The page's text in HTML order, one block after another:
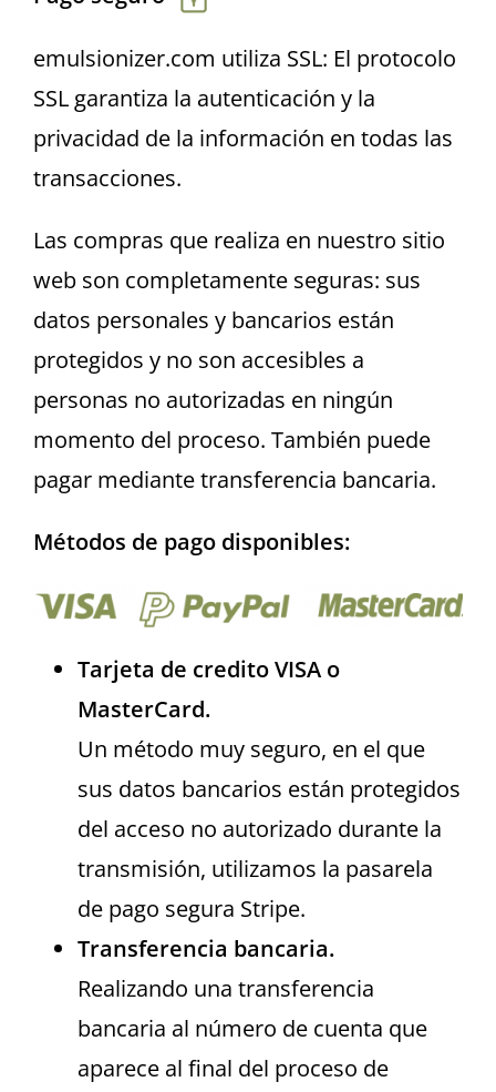
Español
emulsionizer.com utiliza SSL: El protocolo
SSL garantiza la autenticación y la
privacidad de la información en todas las
transacciones.
Las compras que realiza en nuestro sitio
web son completamente seguras: sus
datos personales y bancarios están
protegidos y no son accesibles a
personas no autorizadas en ningún
momento del proceso. También puede
pagar mediante transferencia bancaria.
Métodos de pago disponibles:
Tarjeta de credito VISA o
MasterCard.
Un método muy seguro, en el que
sus datos bancarios están protegidos
del acceso no autorizado durante la
transmisión, utilizamos la pasarela
de pago segura Stripe.
Transferencia bancaria.
Realizando una transferencia
bancaria al número de cuenta que
aparece al final del proceso de